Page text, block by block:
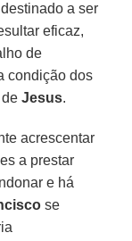
a ser
eficaz,
de
condição dos
deJesus.
acrescentar
a prestar
e há
se